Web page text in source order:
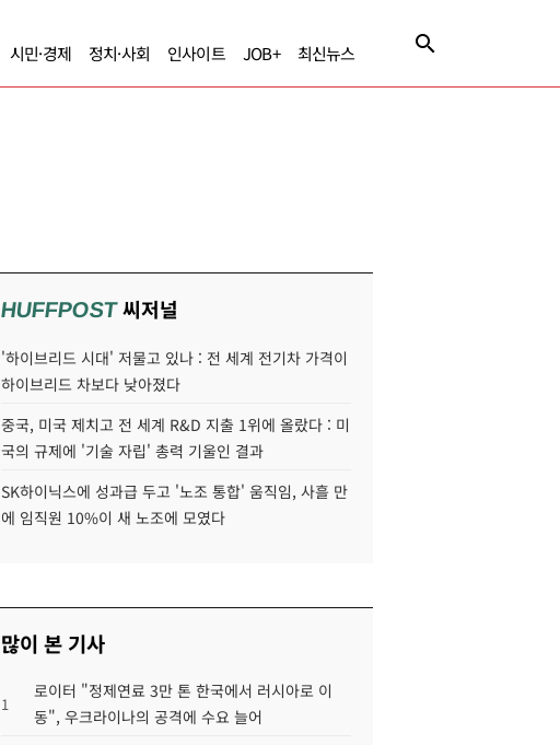
시민·경제 정치·사회 인사이트 JOB+ 최신뉴스
HUFFPOST씨저널
'하이브리드 시대' 저물고 있나 : 전 세계 전기차 가격이
하이브리드 차보다 낮아졌다
중국, 미국 제치고 전 세계 R&D 지출 1위에 올랐다 : 미
국의 규제에 '기술 자립' 총력 기울인 결과
SK하이닉스에 성과급 두고 '노조 통합' 움직임, 사흘 만
에 임직원 10%이 새 노조에 모였다
많이 본 기사
1
로이터 "정제연료 3만 톤 한국에서 러시아로 이
동", 우크라이나의 공격에 수요 늘어